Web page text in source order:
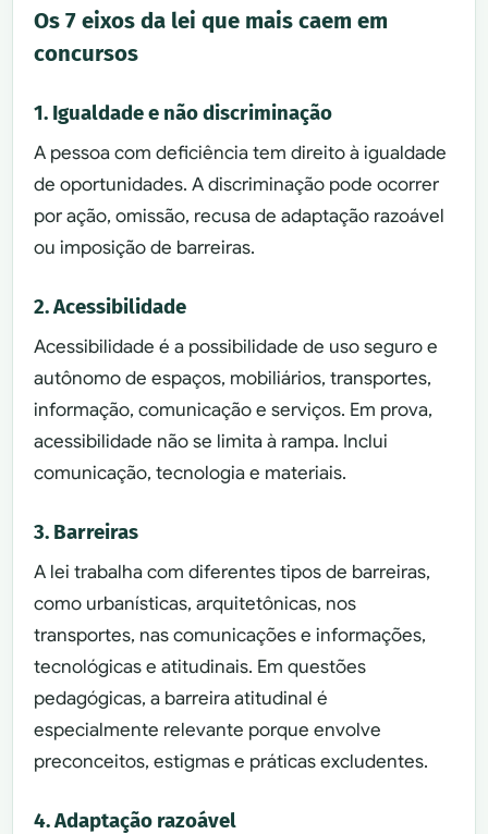
Os 7 eixos da lei que mais caem em
concursos
1. Igualdade e não discriminação
A pessoa com deficiência tem direito à igualdade
de oportunidades. A discriminação pode ocorrer
por ação, omissão, recusa de adaptação razoável
ou imposição de barreiras.
2. Acessibilidade
Acessibilidade é a possibilidade de uso seguro e
autônomo de espaços, mobiliários, transportes,
informação, comunicação e serviços. Em prova,
acessibilidade não se limita à rampa. Inclui
comunicação, tecnologia e materiais.
3. Barreiras
A lei trabalha com diferentes tipos de barreiras,
como urbanísticas, arquitetônicas, nos
transportes, nas comunicações e informações,
tecnológicas e atitudinais. Em questões
pedagógicas, a barreira atitudinal é
especialmente relevante porque envolve
preconceitos, estigmas e práticas excludentes.
4. Adaptação razoável